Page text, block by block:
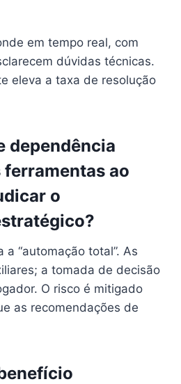
em tempo real, com
dúvidas técnicas.
eleva a taxa de resolução
dependência
ao
o
“automação total”. As
a tomada de decisão
O risco é mitigado
as recomendações de